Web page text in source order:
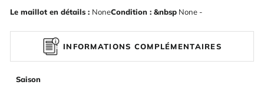
Le maillot en détails : NoneCondition : &nbsp None -
INFORMATIONS COMPLÉMENTAIRES
Saison